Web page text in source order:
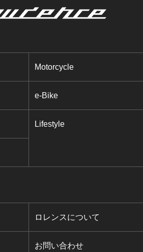
Motorcycle
e-Bike
Lifestyle
ロレンスについて
お問い合わせ